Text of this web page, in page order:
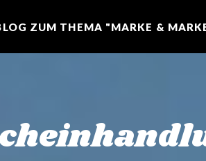
ZUM THEMA "MARKE &